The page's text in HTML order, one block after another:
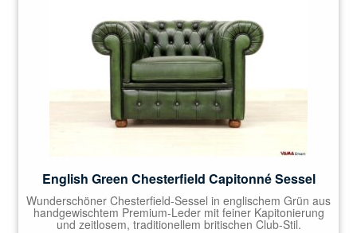
English Green Chesterfield Capitonné Sessel
Wunderschöner Chesterfield-Sessel in englischem Grün aus
handgewischtem Premium-Leder mit feiner Kapitonierung
und zeitlosem, traditionellem britischen Club-Stil.